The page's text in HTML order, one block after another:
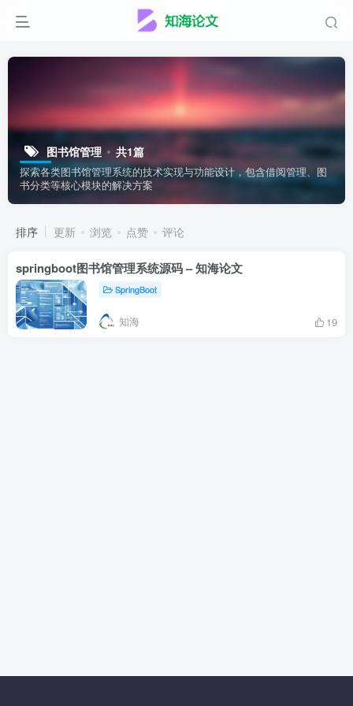
图书馆管理 共1篇
探索各类图书馆管理系统的技术实现与功能设计，包含借阅管理、图
书分类等核心模块的解决方案
排序 更新 浏览 点赞 评论
springboot图书馆管理系统源码 – 知海论文
SpringBoot
知海 19